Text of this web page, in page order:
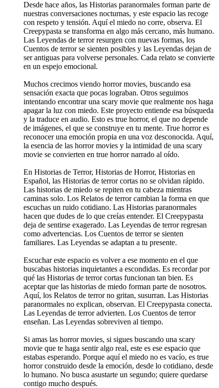
Desde hace años, las Historias paranormales forman parte de
nuestras conversaciones nocturnas, y este espacio las recoge
con respeto y tensión. Aquí el miedo no corre, observa. El
Creepypasta se transforma en algo más cercano, más humano.
Las Leyendas de terror resurgen con nuevas formas, los
Cuentos de terror se sienten posibles y las Leyendas dejan de
ser antiguas para volverse personales. Cada relato se convierte
en un espejo emocional.
Muchos crecimos viendo horror movies, buscando esa
sensación exacta que pocas lograban. Otros seguimos
intentando encontrar una scary movie que realmente nos haga
apagar la luz con miedo. Este proyecto entiende esa búsqueda
y la traduce en audio. Esto es true horror, el que no depende
de imágenes, el que se construye en tu mente. True horror es
reconocer una emoción propia en una voz desconocida. Aquí,
la esencia de las horror movies y la intimidad de una scary
movie se convierten en true horror narrado al oído.
En Historias de Terror, Historias de Horror, Historias en
Español, las Historias de terror cortas no se olvidan rápido.
Las historias de miedo se repiten en tu cabeza mientras
caminas solo. Los Relatos de terror cambian la forma en que
escuchas un ruido cotidiano. Las Historias paranormales
hacen que dudes de lo que creías entender. El Creepypasta
deja de sentirse exagerado. Las Leyendas de terror regresan
como advertencias. Los Cuentos de terror se sienten
familiares. Las Leyendas se adaptan a tu presente.
Escuchar este espacio es volver a ese momento en el que
buscabas historias inquietantes a escondidas. Es recordar por
qué las Historias de terror cortas funcionan tan bien. Es
aceptar que las historias de miedo forman parte de nosotros.
Aquí, los Relatos de terror no gritan, susurran. Las Historias
paranormales no explican, observan. El Creepypasta conecta.
Las Leyendas de terror advierten. Los Cuentos de terror
enseñan. Las Leyendas sobreviven al tiempo.
Si amas las horror movies, si sigues buscando una scary
movie que te haga sentir algo real, este es ese espacio que
estabas esperando. Porque aquí el miedo no es vacío, es true
horror construido desde la emoción, desde lo cotidiano, desde
lo humano. No busca asustarte un segundo; quiere quedarse
contigo mucho después.